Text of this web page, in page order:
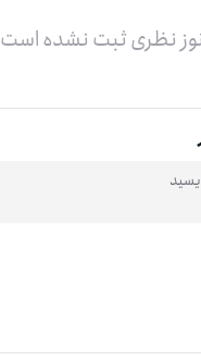
نظری ثبت نشده است